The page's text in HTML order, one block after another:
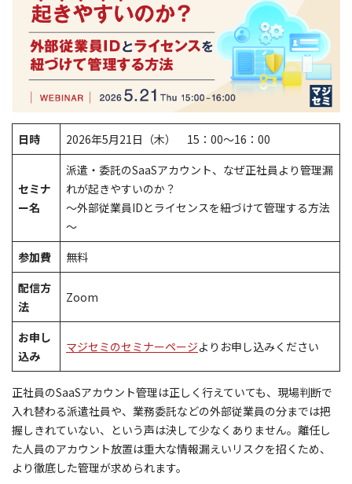
日時 2026年5月21日（木） 15：00～16：00
セミナ
ー名
派遣・委託のSaaSアカウント、なぜ正社員より管理漏
れが起きやすいのか？
～外部従業員IDとライセンスを紐づけて管理する方法
～
参加費
無料
配信方
法
Zoom
お申し
込み
マジセミのセミナーページよりお申し込みください
正社員のSaaSアカウント管理は正しく行えていても、現場判断で
入れ替わる派遣社員や、業務委託などの外部従業員の分までは把
握しきれていない、という声は決して少なくありません。離任し
た人員のアカウント放置は重大な情報漏えいリスクを招くため、
より徹底した管理が求められます。